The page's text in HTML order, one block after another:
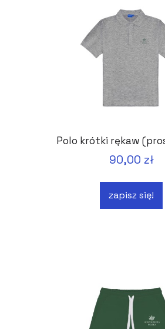
Polo krótki rękaw
90,00 zł
zapisz się!